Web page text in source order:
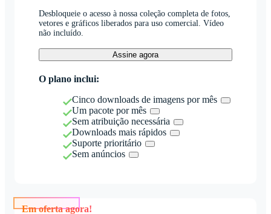
Desbloqueie o acesso à nossa coleção completa de fotos,
vetores e gráficos liberados para uso comercial. Vídeo
não incluído.
Assine agora
O plano inclui:
Cinco downloads de imagens por mês
Um pacote por mês
Sem atribuição necessária
Downloads mais rápidos
Suporte prioritário
Sem anúncios